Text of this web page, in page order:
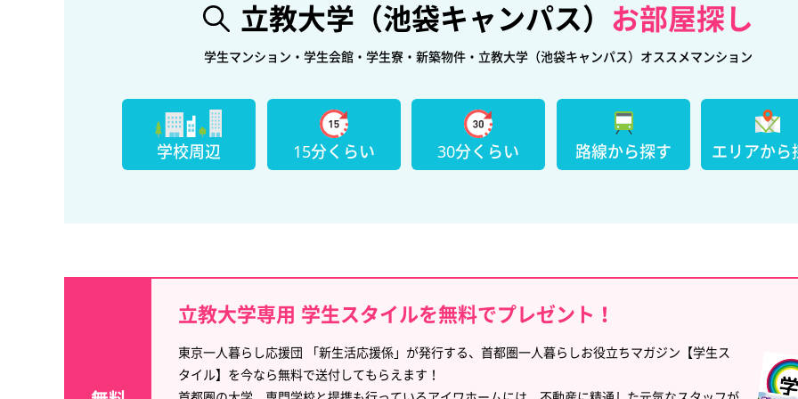
立教大学（池袋キャンパス） お部屋探し
学生マンション・学生会館・学生寮・新築物件・立教大学（池袋キャンパス）オススメマンション
学校周辺 15分くらい 30分くらい 路線から探す エリアから
立教大学専用 学生スタイルを無料でプレゼント！
東京一人暮らし応援団 「新生活応援係」が発行する、首都圏一人暮らしお役立ちマガジン【学生ス
タイル】を今なら無料で送付してもらえます！